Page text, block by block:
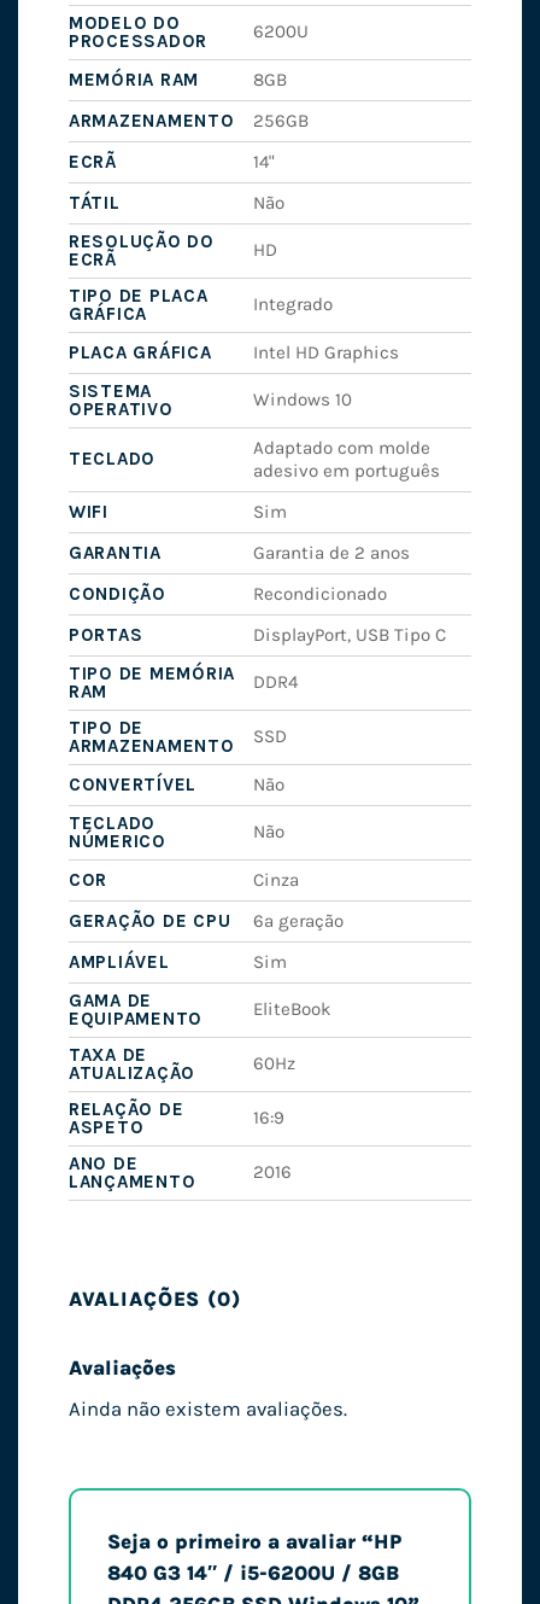
MODELO DO
PROCESSADOR
6200U
MEMÓRIA RAM
8GB
ARMAZENAMENTO
256GB
ECRÃ
14"
TÁTIL
Não
RESOLUÇÃO DO
ECRÃ
HD
TIPO DE PLACA
GRÁFICA
Integrado
PLACA GRÁFICA
Intel HD Graphics
SISTEMA
OPERATIVO
Windows 10
TECLADO
Adaptado com molde
adesivo em português
WIFI
Sim
GARANTIA
Garantia de 2 anos
CONDIÇÃO
Recondicionado
PORTAS
DisplayPort, USB Tipo C
TIPO DE MEMÓRIA
RAM
DDR4
TIPO DE
ARMAZENAMENTO
SSD
CONVERTÍVEL
Não
TECLADO
NÚMERICO
Não
COR
Cinza
GERAÇÃO DE CPU
6ª geração
AMPLIÁVEL
Sim
GAMA DE
EQUIPAMENTO
EliteBook
TAXA DE
ATUALIZAÇÃO
60Hz
RELAÇÃO DE
ASPETO
16:9
ANO DE
LANÇAMENTO
2016
AVALIAÇÕES (0)
Avaliações
Ainda não existem avaliações.
Seja o primeiro a avaliar “HP
840 G3 14″ / i5-6200U / 8GB